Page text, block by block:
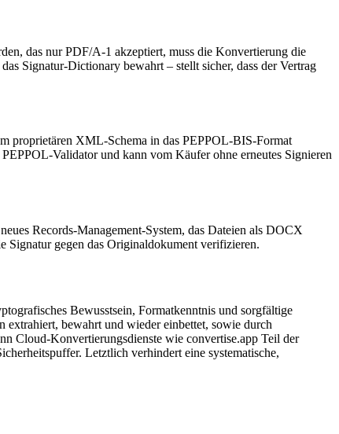
das nur PDF/A‑1 akzeptiert, muss die Konvertierung die
Signatur‑Dictionary bewahrt – stellt sicher, dass der Vertrag
proprietären XML‑Schema in das PEPPOL‑BIS‑Format
und kann vom Käufer ohne erneutes Signieren
Records‑Management‑System, das Dateien als DOCX
Signatur gegen das Originaldokument verifizieren.
Bewusstsein, Formatkenntnis und sorgfältige
bewahrt und wieder einbettet, sowie durch
Cloud‑Konvertierungsdienste wie convertise.app Teil der
Letztlich verhindert eine systematische,